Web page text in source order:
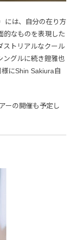
には、自分の在り方
的なものを表現した
ストリアルなクール
ングルに続き鐙雅也
にShin Sakiura自
ーの開催も予定し